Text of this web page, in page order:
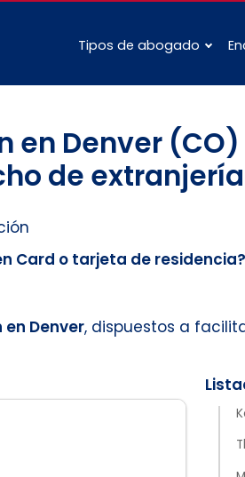
Tipos de abogado
Denver (CO)
de
Card o tarjeta de residencia?
Denver, dispuestos a